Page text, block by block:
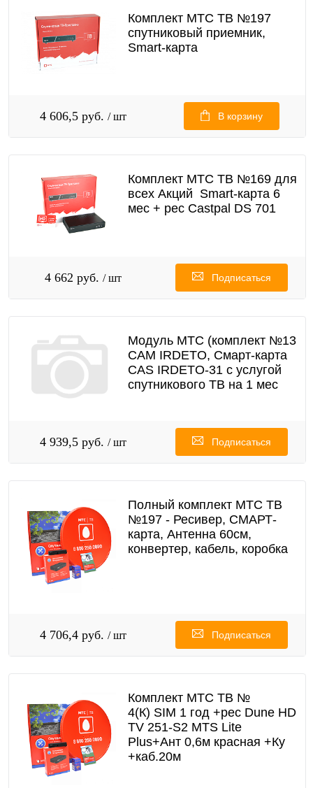
Комплект МТС ТВ №197
спутниковый приемник,
Smart-карта
4 606,5 руб. / шт В корзину
Комплект МТС ТВ №169 для
всех Акций Smart-карта 6
мес + рес Castpal DS 701
4 662 руб. / шт Подписаться
Модуль МТС (комплект №13
CAM IRDETO, Смарт-карта
CAS IRDETO-31 с услугой
спутникового ТВ на 1 мес
4 939,5 руб. / шт Подписаться
Полный комплект МТС ТВ
№197 - Ресивер, СМАРТ-
карта, Антенна 60см,
конвертер, кабель, коробка
4 706,4 руб. / шт Подписаться
Комплект МТС ТВ №
4(К) SIM 1 год +рес Dune HD
TV 251-S2 MTS Lite
Plus+Ант 0,6м красная +Ку
+каб.20м